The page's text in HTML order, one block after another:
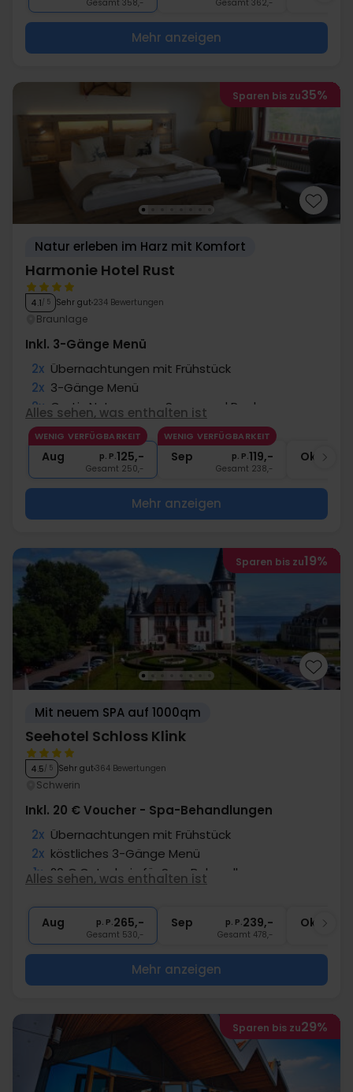
Gesamt 358,- Gesamt 362,-
Mehr anzeigen
Sparen bis zu35%
Natur erleben im Harz mit Komfort
Harmonie Hotel Rust
4.1/ 5 Sehr gut 234 Bewertungen
Braunlage
Inkl. 3-Gänge Menü
2x Übernachtungen mit Frühstück
2x 3-Gänge Menü
2x Gratis Nutzung von Sauna und Pool
1x Begrüßungsgetränk
∞ Gratis Internet und Parken
Alles sehen, was enthalten ist
WENIG VERFÜGBARKEIT
Aug p. P.125,-
Gesamt 250,-
WENIG VERFÜGBARKEIT
Sep p. P.119,-
Gesamt 238,-
Okt
Mehr anzeigen
Sparen bis zu19%
Mit neuem SPA auf 1000qm
Seehotel Schloss Klink
4.5/ 5 Sehr gut 364 Bewertungen
Schwerin
Inkl. 20 € Voucher - Spa-Behandlungen
2x Übernachtungen mit Frühstück
2x köstliches 3-Gänge Menü
1x 20 € Gutschein für Spa-Behandlungen
∞ Gratis Nutzung Spa-/Wellnessbereich
Alles sehen, was enthalten ist
Aug p. P.265,-
Gesamt 530,-
Sep p. P.239,-
Gesamt 478,-
Okt
Mehr anzeigen
Sparen bis zu29%